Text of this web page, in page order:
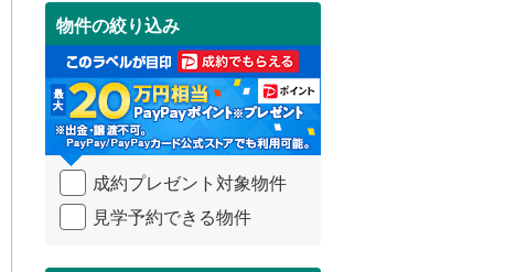
受
け
取
る
・
条
件
を
イ
ペ
ジ
物件の絞り込み
成約プレゼント対象物件
見学予約できる物件
足柄上郡中井町
足柄上郡山北町 (0)
足柄下郡真鶴町(0)
愛甲郡清川村(0)
小学校まで1km以内（10）
ゲストルーム（5）
ＴＶモニタ付インターホン